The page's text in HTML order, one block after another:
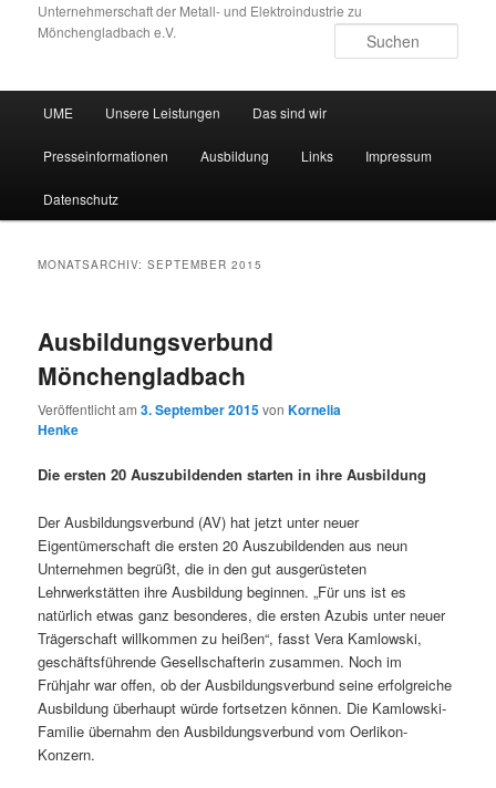
primären
sekundären
Unternehmerschaft der Metall- und Elektroindustrie zu
Mönchengladbach e.V.
UME Unsere Leistungen Das sind wir
Presseinformationen Ausbildung Links Impressum
Datenschutz
MONATSARCHIV:SEPTEMBER 2015
Ausbildungsverbund
Mönchengladbach
Veröffentlicht am3. September 2015vonKornelia
Henke
Die ersten 20 Auszubildenden starten in ihre Ausbildung
Der Ausbildungsverbund (AV) hat jetzt unter neuer
Eigentümerschaft die ersten 20 Auszubildenden aus neun
Unternehmen begrüßt, die in den gut ausgerüsteten
Lehrwerkstätten ihre Ausbildung beginnen. „Für uns ist es
natürlich etwas ganz besonderes, die ersten Azubis unter neuer
Trägerschaft willkommen zu heißen“, fasst Vera Kamlowski,
geschäftsführende Gesellschafterin zusammen. Noch im
Frühjahr war offen, ob der Ausbildungsverbund seine erfolgreiche
Ausbildung überhaupt würde fortsetzen können. Die Kamlowski-
Familie übernahm den Ausbildungsverbund vom Oerlikon-
Konzern.